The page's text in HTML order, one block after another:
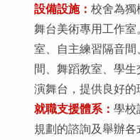
設備設施： 校舍為獨
舞台美術專用工作
室、自主練習隔音
間、舞蹈教室、學
演舞台，提供良好的
就職支援體系： 學校
規劃的諮詢及舉辦